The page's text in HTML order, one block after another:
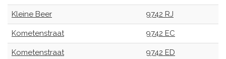
Kleine Beer 9742 RJ
Kometenstraat 9742 EC
Kometenstraat 9742 ED